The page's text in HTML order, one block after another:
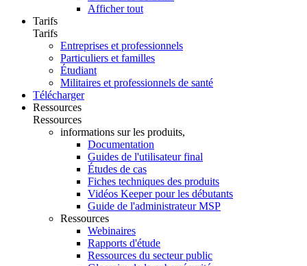
Afficher tout
Tarifs
Tarifs
Entreprises et professionnels
Particuliers et familles
Étudiant
Militaires et professionnels de santé
Télécharger
Ressources
Ressources
informations sur les produits,
Documentation
Guides de l'utilisateur final
Études de cas
Fiches techniques des produits
Vidéos Keeper pour les débutants
Guide de l'administrateur MSP
Ressources
Webinaires
Rapports d'étude
Ressources du secteur public